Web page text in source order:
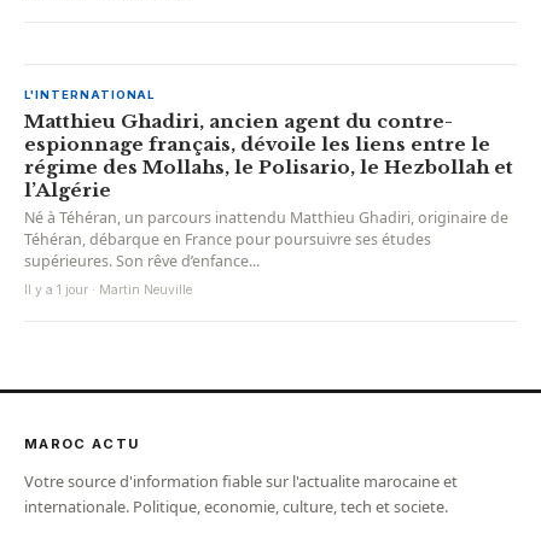
L'INTERNATIONAL
Matthieu Ghadiri, ancien agent du contre-
espionnage français, dévoile les liens entre le
régime des Mollahs, le Polisario, le Hezbollah et
l’Algérie
Né à Téhéran, un parcours inattendu Matthieu Ghadiri, originaire de
Téhéran, débarque en France pour poursuivre ses études
supérieures. Son rêve d’enfance...
Il y a 1 jour · Martin Neuville
MAROC ACTU
Votre source d'information fiable sur l'actualite marocaine et
internationale. Politique, economie, culture, tech et societe.